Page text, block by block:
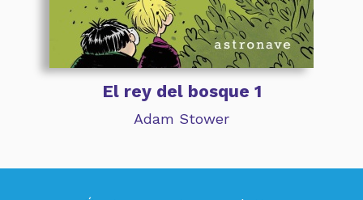
El rey del bosque 1
Adam Stower